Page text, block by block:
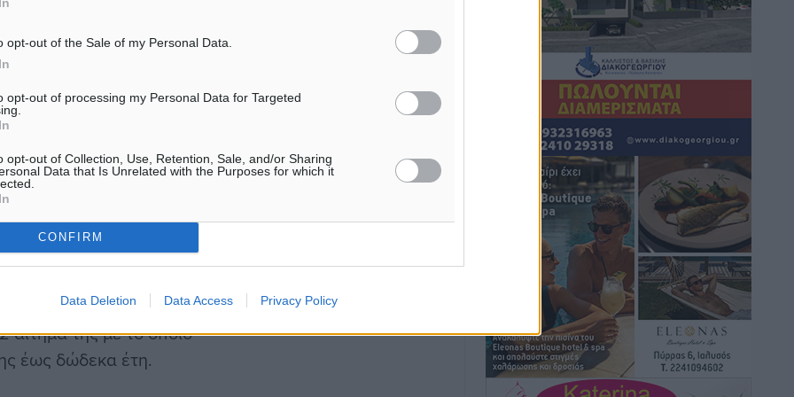
opt-out of the Sale of my Personal Data.
opt-out of processing my Personal Data for Targeted
opt-out of Collection, Use, Retention, Sale, and/or Sharing
Data that Is Unrelated with the Purposes for which it
CONFIRM
Data Deletion Data Access Privacy Policy
άνω από 27.7.2017
δικαίωμα
συμβάσεων
ή
των κάθε είδους
Ν.Π.Δ.Δ., Ο.Τ.Α. ή
και της αναδόχου η
του άρθρου 43
της με το οποίο
έως δώδεκα έτη.
μονόδρομο στο Μαστιχάρι –
Αναποδογύρισε όχημα με μητέρα και
5χρονο παιδί
Τοπικές Ειδήσεις• πριν 3 ώρες
“Η Ευρώπη αντιμετώπιζε το
προσφυγικό σαν ταινία τρόμου” – Η
συγκλονιστική μαρτυρία της Χαρούλας
Γιασιράνη στον RV για τα γεγονότα που
οδήγησαν στο Σύμφωνο της Λέρου
Τοπικές Ειδήσεις πριν 3 ώρες
Συναυλία με τον Γιάννη Κότσιρα στις
21 Αυγούστου
Πολιτιστικά• πριν 3 ώρες
Έκτακτη συνεδρίαση της Δημοτικής
Επιτροπής Ρόδου αύριο Παρασκευή 7